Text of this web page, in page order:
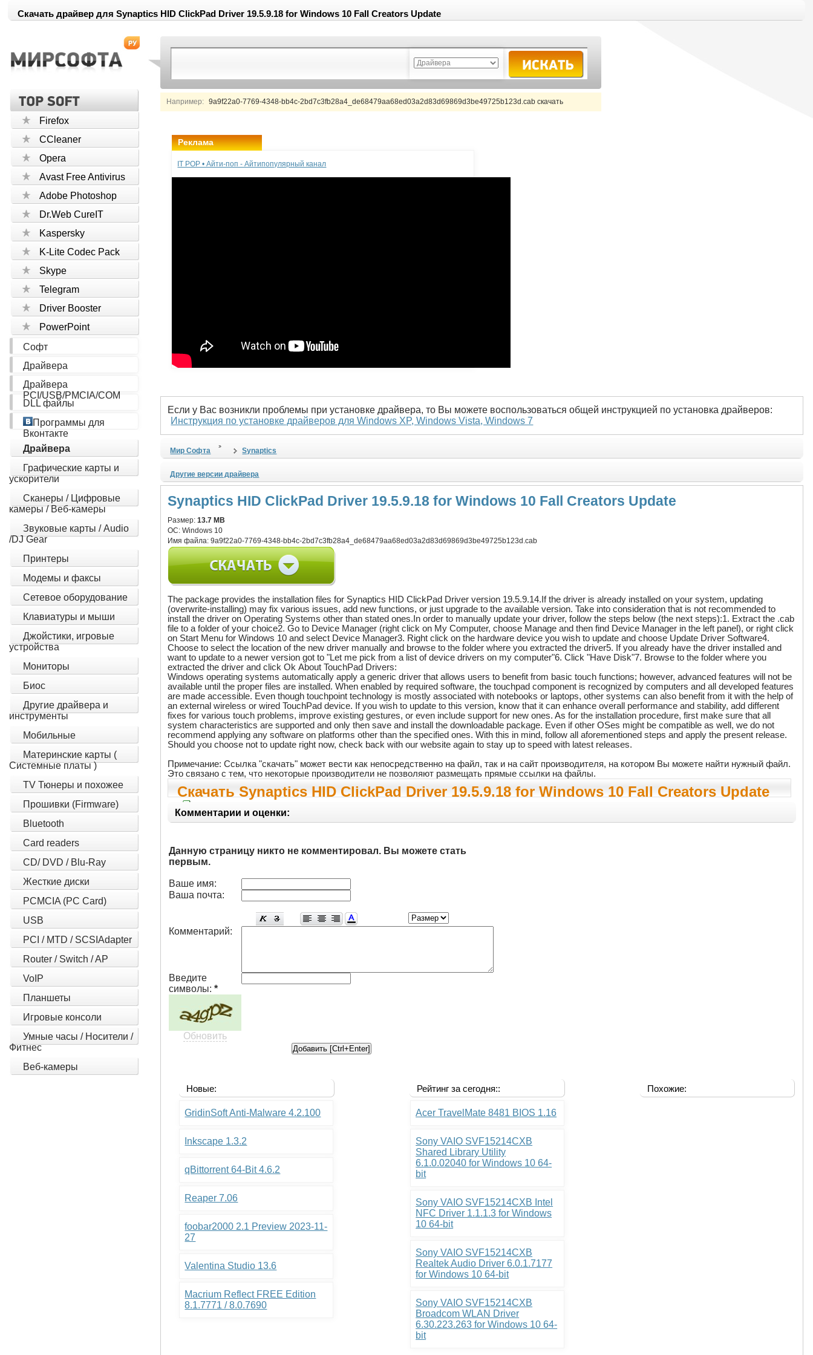
Скачать драйвер для Synaptics HID ClickPad Driver 19.5.9.18 for Windows 10 Fall Creators Update
Например: 9a9f22a0-7769-4348-bb4c-2bd7c3fb28a4_de68479aa68ed03a2d83d69869d3be49725b123d.cab скачать
Firefox
CCleaner
Opera
Avast Free Antivirus
Adobe Photoshop
Dr.Web CureIT
Kaspersky
K-Lite Codec Pack
Skype
Telegram
Driver Booster
PowerPoint
Софт
Драйвера
Драйвера
PCI/USB/PMCIA/COM
DLL файлы
Программы для
Вконтакте
Драйвера
Графические карты и
ускорители
Сканеры / Цифровые
камеры / Веб-камеры
Звуковые карты / Audio
/DJ Gear
Принтеры
Модемы и факсы
Сетевое оборудование
Клавиатуры и мыши
Джойстики, игровые
устройства
Мониторы
Биос
Другие драйвера и
инструменты
Мобильные
Материнские карты (
Системные платы )
TV Тюнеры и похожее
Прошивки (Firmware)
Bluetooth
Card readers
CD/ DVD / Blu-Ray
Жесткие диски
PCMCIA (PC Card)
USB
PCI / MTD / SCSIAdapter
Router / Switch / AP
VoIP
Планшеты
Игровые консоли
Умные часы / Носители /
Фитнес
Веб-камеры
Реклама
IT POP • Айти-поп - Айтипопулярный канал
Если у Вас возникли проблемы при установке драйвера, то Вы можете воспользоваться общей инструкцией по установка драйверов:
Инструкция по установке драйверов для Windows XP, Windows Vista, Windows 7
Мир Софта Synaptics
Другие версии драйвера
Synaptics HID ClickPad Driver 19.5.9.18 for Windows 10 Fall Creators Update
Размер:13.7 MB
ОС:Windows 10
Имя файла:9a9f22a0-7769-4348-bb4c-2bd7c3fb28a4_de68479aa68ed03a2d83d69869d3be49725b123d.cab
The package provides the installation files for Synaptics HID ClickPad Driver version 19.5.9.14.If the driver is already installed on your system, updating
(overwrite-installing) may fix various issues, add new functions, or just upgrade to the available version. Take into consideration that is not recommended to
install the driver on Operating Systems other than stated ones.In order to manually update your driver, follow the steps below (the next steps):1. Extract the .cab
file to a folder of your choice2. Go to Device Manager (right click on My Computer, choose Manage and then find Device Manager in the left panel), or right click
on Start Menu for Windows 10 and select Device Manager3. Right click on the hardware device you wish to update and choose Update Driver Software4.
Choose to select the location of the new driver manually and browse to the folder where you extracted the driver5. If you already have the driver installed and
want to update to a newer version got to "Let me pick from a list of device drivers on my computer"6. Click "Have Disk"7. Browse to the folder where you
extracted the driver and click Ok About TouchPad Drivers:
Windows operating systems automatically apply a generic driver that allows users to benefit from basic touch functions; however, advanced features will not be
available until the proper files are installed. When enabled by required software, the touchpad component is recognized by computers and all developed features
are made accessible. Even though touchpoint technology is mostly associated with notebooks or laptops, other systems can also benefit from it with the help of
an external wireless or wired TouchPad device. If you wish to update to this version, know that it can enhance overall performance and stability, add different
fixes for various touch problems, improve existing gestures, or even include support for new ones. As for the installation procedure, first make sure that all
system characteristics are supported and only then save and install the downloadable package. Even if other OSes might be compatible as well, we do not
recommend applying any software on platforms other than the specified ones. With this in mind, follow all aforementioned steps and apply the present release.
Should you choose not to update right now, check back with our website again to stay up to speed with latest releases.
Примечание: Ссылка "скачать" может вести как непосредственно на файл, так и на сайт производителя, на котором Вы можете найти нужный файл.
Это связано с тем, что некоторые производители не позволяют размещать прямые ссылки на файлы.
Скачать Synaptics HID ClickPad Driver 19.5.9.18 for Windows 10 Fall Creators Update
Комментарии и оценки:
Данную страницу никто не комментировал. Вы можете стать
первым.
Ваше имя:
Ваша почта:
Комментарий:
Введите
символы:*
Обновить
Новые:
GridinSoft Anti-Malware 4.2.100
Inkscape 1.3.2
qBittorrent 64-Bit 4.6.2
Reaper 7.06
foobar2000 2.1 Preview 2023-11-
27
Valentina Studio 13.6
Macrium Reflect FREE Edition
8.1.7771 / 8.0.7690
Рейтинг за сегодня::
Acer TravelMate 8481 BIOS 1.16
Sony VAIO SVF15214CXB
Shared Library Utility
6.1.0.02040 for Windows 10 64-
bit
Sony VAIO SVF15214CXB Intel
NFC Driver 1.1.1.3 for Windows
10 64-bit
Sony VAIO SVF15214CXB
Realtek Audio Driver 6.0.1.7177
for Windows 10 64-bit
Sony VAIO SVF15214CXB
Broadcom WLAN Driver
6.30.223.263 for Windows 10 64-
bit
Похожие: